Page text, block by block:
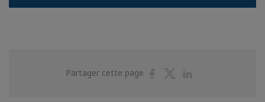
Partager cette page
PartagerPartager